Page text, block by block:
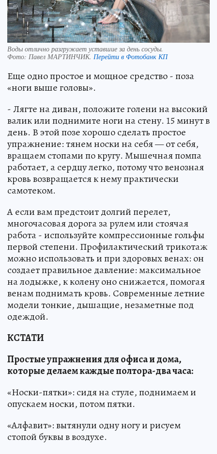
Воды отлично разгружает уставшие за день сосуды.
Фото: Павел МАРТИНЧИК. Перейти в Фотобанк КП
Еще одно простое и мощное средство - поза
«ноги выше головы».
- Лягте на диван, положите голени на высокий
валик или поднимите ноги на стену. 15 минут в
день. В этой позе хорошо сделать простое
упражнение: тянем носки на себя — от себя,
вращаем стопами по кругу. Мышечная помпа
работает, а сердцу легко, потому что венозная
кровь возвращается к нему практически
самотеком.
А если вам предстоит долгий перелет,
многочасовая дорога за рулем или стоячая
работа - используйте компрессионные гольфы
первой степени. Профилактический трикотаж
можно использовать и при здоровых венах: он
создает правильное давление: максимальное
на лодыжке, к колену оно снижается, помогая
венам поднимать кровь. Современные летние
модели тонкие, дышащие, незаметные под
одеждой.
КСТАТИ
Простые упражнения для офиса и дома,
которые делаем каждые полтора-два часа:
«Носки-пятки»: сидя на стуле, поднимаем и
опускаем носки, потом пятки.
«Алфавит»: вытянули одну ногу и рисуем
стопой буквы в воздухе.